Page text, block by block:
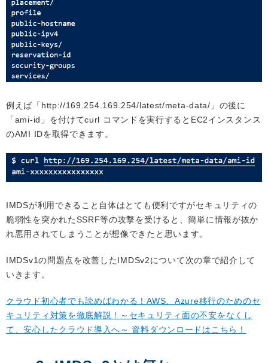
例えば「http://169.254.169.254/latest/meta-data/」の後に
「ami-id」を付けてcurl コマンドを実行するとEC2インスタンス
のAMI IDを取得できます。
IMDSが利用できること自体はとても便利ですがセキュリティの
脆弱性を突かれたSSRF等の攻撃を受けると、簡単に情報が抜か
れ悪用されてしまうことが想像できたと思います。
IMDSv1の問題点を改善したIMDSv2について次の章で紹介して
いきます。
クラウド初心者でも読めばわかる！AWS、Azure移行のためのセ
キュリティ対策を徹底解説！～セキュリティ面の不安をなくし
て、安心したクラウド導入へ～ 資料ダウンロードはこちら！